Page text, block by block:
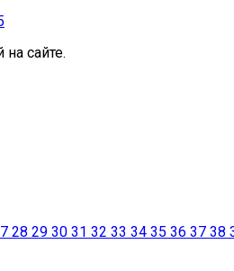
сайте.
28 29 30 31 32 33 34 35 36 37 38